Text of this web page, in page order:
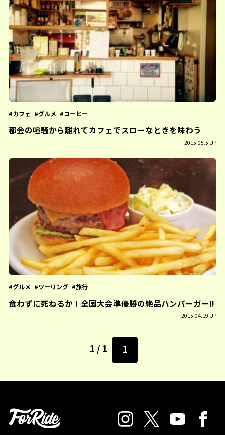
カフェ グルメ コーヒー
都会の喧騒から離れてカフェでスローなときを味わう
2015.05.5 UP
グルメ ツーリング 旅行
食わずに死ねるか！全国大会準優勝の絶品ハンバーガー!!
2015.04.19 UP
1 / 1 1